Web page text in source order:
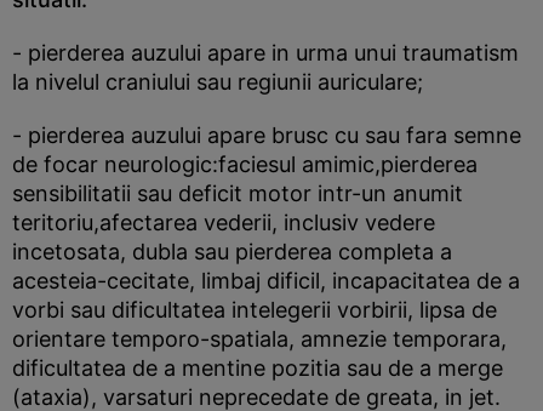
- pierderea auzului apare in urma unui traumatism
la nivelul craniului sau regiunii auriculare;
- pierderea auzului apare brusc cu sau fara semne
de focar neurologic:faciesul amimic,pierderea
sensibilitatii sau deficit motor intr-un anumit
teritoriu,afectarea vederii, inclusiv vedere
incetosata, dubla sau pierderea completa a
acesteia-cecitate, limbaj dificil, incapacitatea de a
vorbi sau dificultatea intelegerii vorbirii, lipsa de
orientare temporo-spatiala, amnezie temporara,
dificultatea de a mentine pozitia sau de a merge
(ataxia), varsaturi neprecedate de greata, in jet.